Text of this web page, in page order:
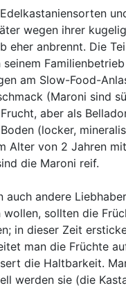
wegen ihrer
eher anbrennt. Die
am Slow-Food-
(Maroni sind
aber als
(locker,
Alter von 2 Jahren
die Maroni reif.
auch andere
sollten die
in dieser Zeit
man die Früchte
die Haltbarkeit.
werden sie (die